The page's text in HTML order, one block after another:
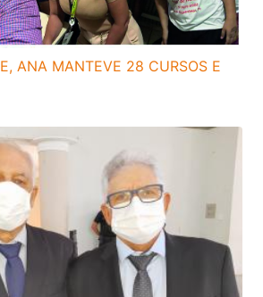
ANA MANTEVE 28 CURSOS E